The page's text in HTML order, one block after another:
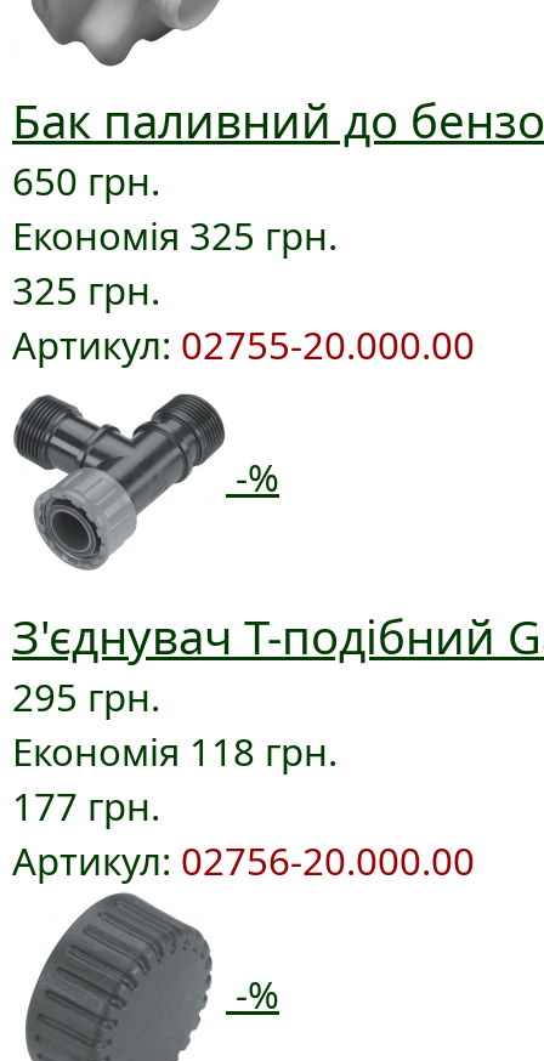
Бак паливний до
650 грн.
Економія 325 грн.
325 грн.
Артикул: 02755-20.000.00
-%
З'єднувач T-подібний
295 грн.
Економія 118 грн.
177 грн.
Артикул: 02756-20.000.00
-%